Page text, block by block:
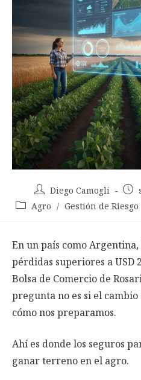
Autor
de
la
Diego Camogli
Categoría
entrada:
Agro / Gestión de Riesgo
En un país como
pérdidas superiores a USD
Bolsa de Comercio de
pregunta no es si el
cómo nos preparamos.
Ahí es donde los seguros
ganar terreno en el agro.